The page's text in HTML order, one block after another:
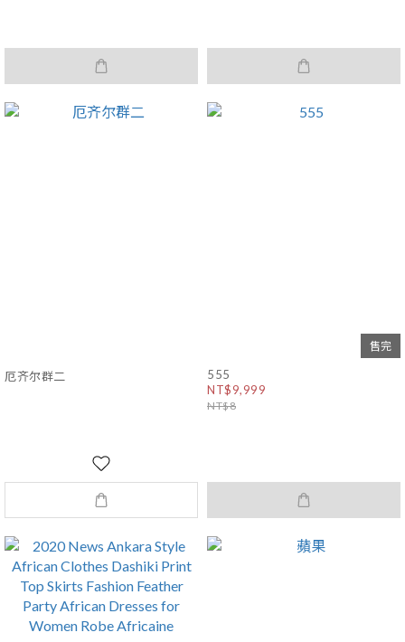
厄齐尔群二
售完
555
NT$9,999
NT$8